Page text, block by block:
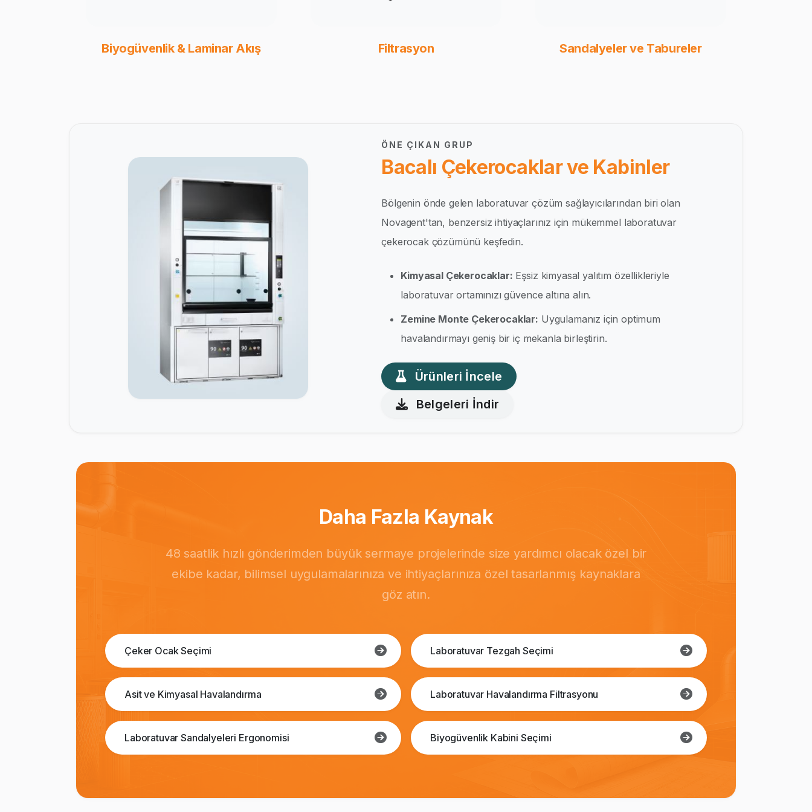
Biyogüvenlik & Laminar Akış Filtrasyon Sandalyeler ve Tabureler
ÖNE ÇIKAN GRUP
Bacalı Çekerocaklar ve Kabinler
Bölgenin önde gelen laboratuvar çözüm sağlayıcılarından biri olan
Novagent'tan, benzersiz ihtiyaçlarınız için mükemmel laboratuvar
çekerocak çözümünü keşfedin.
Kimyasal Çekerocaklar: Eşsiz kimyasal yalıtım özellikleriyle
laboratuvar ortamınızı güvence altına alın.
Zemine Monte Çekerocaklar: Uygulamanız için optimum
havalandırmayı geniş bir iç mekanla birleştirin.
Ürünleri İncele
Belgeleri İndir
Daha Fazla Kaynak
48 saatlik hızlı gönderimden büyük sermaye projelerinde size yardımcı olacak özel bir
ekibe kadar, bilimsel uygulamalarınıza ve ihtiyaçlarınıza özel tasarlanmış kaynaklara
göz atın.
Çeker Ocak Seçimi Laboratuvar Tezgah Seçimi
Asit ve Kimyasal Havalandırma Laboratuvar Havalandırma Filtrasyonu
Laboratuvar Sandalyeleri Ergonomisi Biyogüvenlik Kabini Seçimi